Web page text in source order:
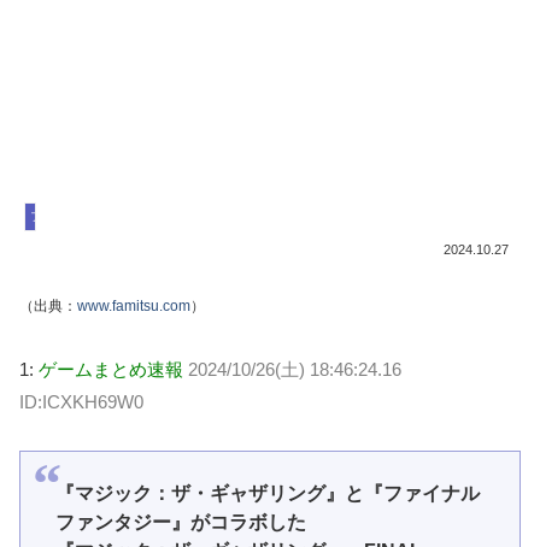
ファイナルファンタジー
2024.10.27
（出典： www.famitsu.com）
1: ゲームまとめ速報 2024/10/26(土) 18:46:24.16
ID:ICXKH69W0
『マジック：ザ・ギャザリング』と『ファイナル
ファンタジー』がコラボした